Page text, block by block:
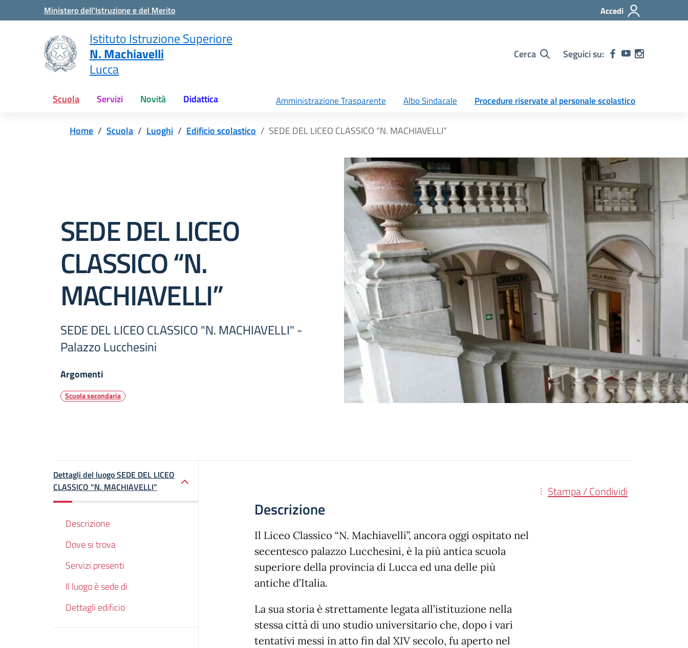
Vai ai contenuti
Vai al menu di navigazione
Ministero dell'Istruzione e del Merito Accedi
Istituto Istruzione Superiore
N. Machiavelli
Lucca
Cerca Seguici su:
Scuola Servizi Novità Didattica Amministrazione Trasparente Albo Sindacale Procedure riservate al personale scolastico
Home Scuola Luoghi Edificio scolastico SEDE DEL LICEO CLASSICO “N. MACHIAVELLI”
SEDE DEL LICEO
CLASSICO “N.
MACHIAVELLI”
SEDE DEL LICEO CLASSICO "N. MACHIAVELLI" -
Palazzo Lucchesini
Argomenti
Scuola secondaria
Dettagli del luogo SEDE DEL LICEO
CLASSICO “N. MACHIAVELLI”
Descrizione
Dove si trova
Servizi presenti
Il luogo è sede di
Dettagli edificio
Stampa / Condividi
Descrizione
Il Liceo Classico “N. Machiavelli”, ancora oggi ospitato nel
secentesco palazzo Lucchesini, è la più antica scuola
superiore della provincia di Lucca ed una delle più
antiche d’Italia.
La sua storia è strettamente legata all’istituzione nella
stessa città di uno studio universitario che, dopo i vari
tentativi messi in atto fin dal XIV secolo, fu aperto nel